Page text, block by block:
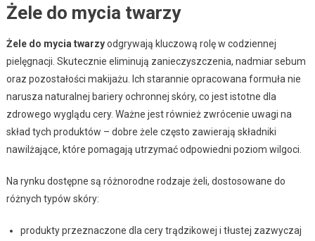
Żele do mycia twarzy
Żele do mycia twarzyodgrywają kluczową rolę w codziennej
pielęgnacji. Skutecznie eliminują zanieczyszczenia, nadmiar sebum
oraz pozostałości makijażu. Ich starannie opracowana formuła nie
narusza naturalnej bariery ochronnej skóry, co jest istotne dla
zdrowego wyglądu cery. Ważne jest również zwrócenie uwagi na
skład tych produktów – dobre żele często zawierają składniki
nawilżające, które pomagają utrzymać odpowiedni poziom wilgoci.
Na rynku dostępne są różnorodne rodzaje żeli, dostosowane do
różnych typów skóry:
produkty przeznaczone dla cery trądzikowej i tłustej zazwyczaj